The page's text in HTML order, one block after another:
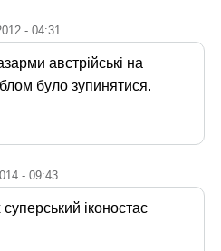
- 04:31
австрійські на
було зупинятися.
- 09:43
іконостас